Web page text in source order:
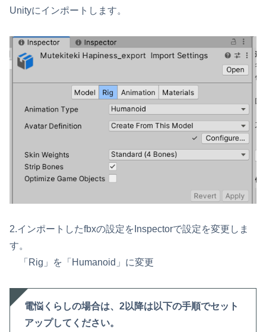
Unityにインポートします。
2.インポートしたfbxの設定をInspectorで設定を変更しま
す。
「Rig」を「Humanoid」に変更
電悩くらしの場合は、2以降は以下の手順でセット
アップしてください。